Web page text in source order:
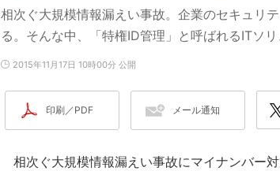
相次ぐ大規模情報漏えい事故。企業のセキュリ
る。そんな中、「特権ID管理」と呼ばれるITソ
2015年11月17日 10時00分 公開
印刷／PDF メール通知
相次ぐ大規模情報漏えい事故にマイナンバー